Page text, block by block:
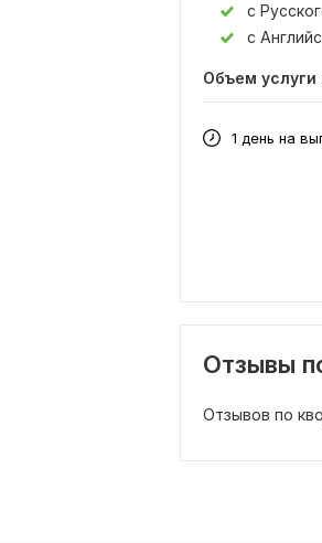
с
с
Объем услуги
1 день на
Отзывы
Отзывов по